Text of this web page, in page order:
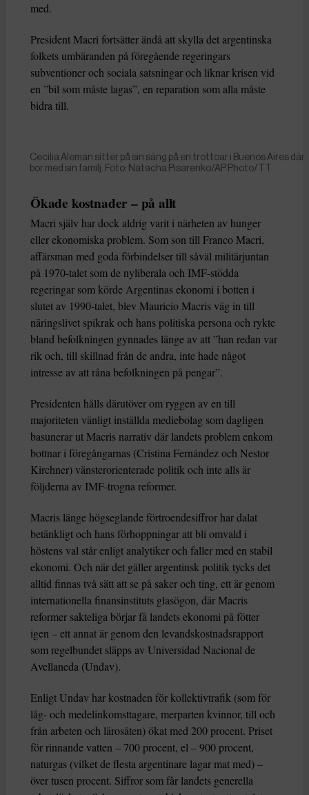
med.
President Macri fortsätter ändå att skylla det argentinska
folkets umbäranden på föregående regeringars
subventioner och sociala satsningar och liknar krisen vid
en ”bil som måste lagas”, en reparation som alla måste
bidra till.
Cecilia Aleman sitter på sin säng på en trottoar i Buenos Aires där
bor med sin familj. Foto: Natacha Pisarenko/AP Photo/TT
Ökade kostnader – på allt
Macri själv har dock aldrig varit i närheten av hunger
eller ekonomiska problem. Som son till Franco Macri,
affärsman med goda förbindelser till såväl militärjuntan
på 1970-talet som de nyliberala och IMF-stödda
regeringar som körde Argentinas ekonomi i botten i
slutet av 1990-talet, blev Mauricio Macris väg in till
näringslivet spikrak och hans politiska persona och rykte
bland befolkningen gynnades länge av att ”han redan var
rik och, till skillnad från de andra, inte hade något
intresse av att råna befolkningen på pengar”.
Presidenten hålls därutöver om ryggen av en till
majoriteten vänligt inställda mediebolag som dagligen
basunerar ut Macris narrativ där landets problem enkom
bottnar i föregångarnas (Cristina Fernández och Nestor
Kirchner) vänsterorienterade politik och inte alls är
följderna av IMF-trogna reformer.
Macris länge högseglande förtroendesiffror har dalat
betänkligt och hans förhoppningar att bli omvald i
höstens val står enligt analytiker och faller med en stabil
ekonomi. Och när det gäller argentinsk politik tycks det
alltid finnas två sätt att se på saker och ting, ett är genom
internationella finansinstituts glasögon, där Macris
reformer sakteliga börjar få landets ekonomi på fötter
igen – ett annat är genom den levandskostnadsrapport
som regelbundet släpps av Universidad Nacional de
Avellaneda (Undav).
Enligt Undav har kostnaden för kollektivtrafik (som för
låg- och medelinkomsttagare, merparten kvinnor, till och
från arbeten och lärosäten) ökat med 200 procent. Priset
för rinnande vatten – 700 procent, el – 900 procent,
naturgas (vilket de flesta argentinare lagar mat med) –
över tusen procent. Siffror som får landets generella